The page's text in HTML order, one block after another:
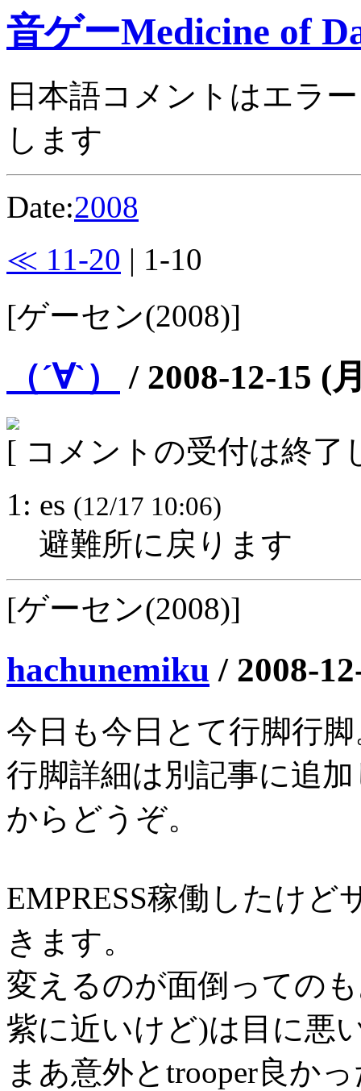
音ゲーMedicine of
日本語コメントはエラ
します
Date:2008
≪ 11-20 | 1-10
[ゲーセン(2008)]
（´∀`） / 2008-12-15 (
[ コメントの受付は終了
1: es (12/17 10:06)
避難所に戻ります
[ゲーセン(2008)]
hachunemiku / 2008-
今日も今日とて行脚行
行脚詳細は別記事に追
からどうぞ。
EMPRESS稼働したけ
きます。
変えるのが面倒っての
紫に近いけど)は目に悪
まあ意外とtrooper良か